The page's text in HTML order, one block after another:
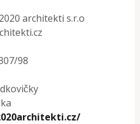
2020 architekti s.r.o
98